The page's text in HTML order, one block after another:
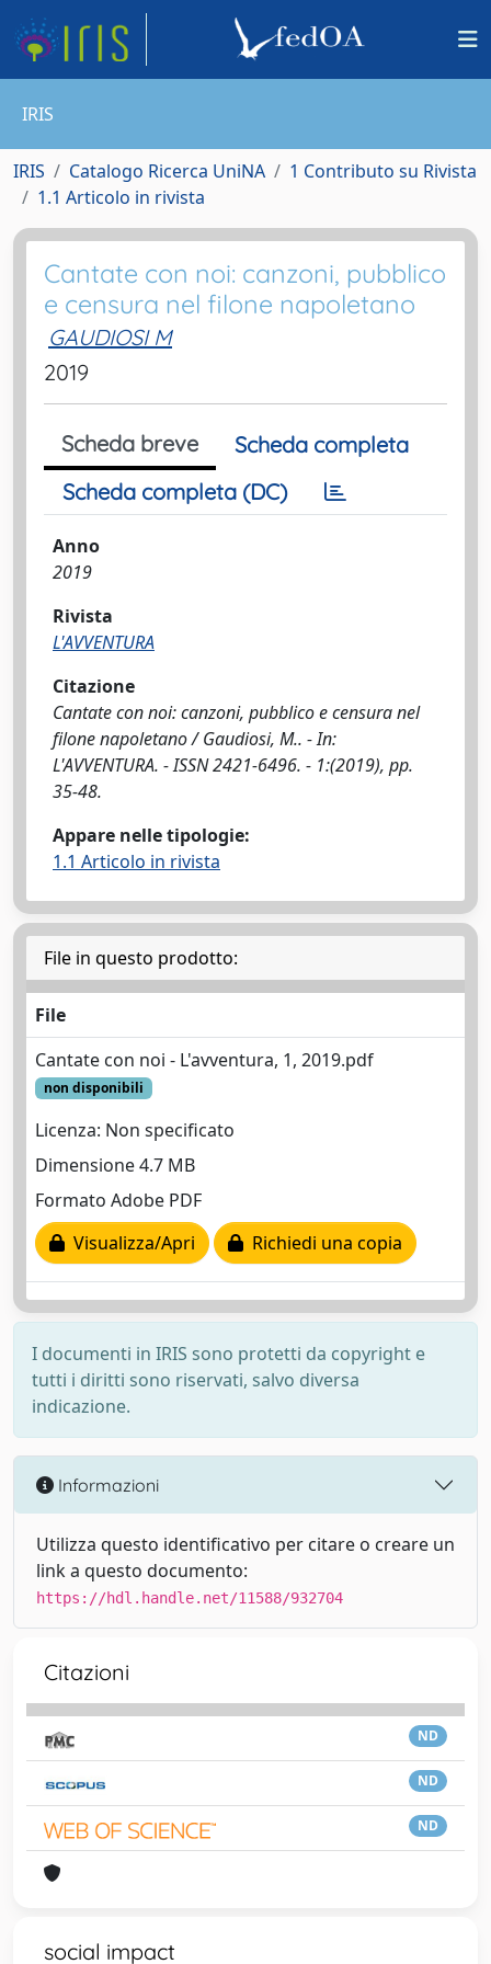
IRIS
IRIS Catalogo Ricerca UniNA
1 Contributo su Rivista
1.1 Articolo in rivista
Cantate con noi: canzoni, pubblico
e censura nel filone napoletano
GAUDIOSI M
2019
Scheda breve
Scheda completa
Scheda completa (DC)
Anno
2019
Rivista
L'AVVENTURA
Citazione
Cantate con noi: canzoni, pubblico e censura nel
filone napoletano / Gaudiosi, M.. - In:
L'AVVENTURA. - ISSN 2421-6496. - 1:(2019), pp.
35-48.
Appare nelle tipologie:
1.1 Articolo in rivista
File in questo prodotto:
File
Cantate con noi - L'avventura, 1, 2019.pdf
non disponibili
Licenza: Non specificato
Dimensione 4.7 MB
Formato Adobe PDF
Visualizza/Apri
Richiedi una copia
I documenti in IRIS sono protetti da copyright e
tutti i diritti sono riservati, salvo diversa
indicazione.
Informazioni
Utilizza questo identificativo per citare o creare un
link a questo documento:
https://hdl.handle.net/11588/932704
Citazioni
ND
ND
ND
social impact